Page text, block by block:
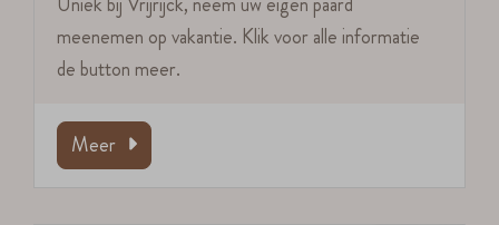
meenemen op vakantie. Klik voor alle informatie
de button meer.
Meer